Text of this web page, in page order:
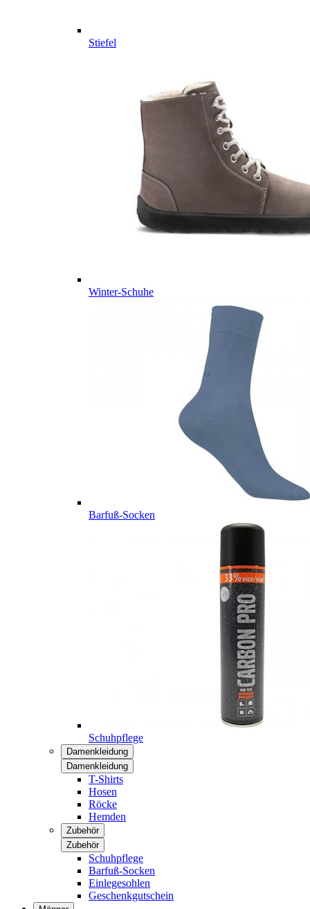
Stiefel
Winter-Schuhe
Barfuß-Socken
Schuhpflege
Damenkleidung
Damenkleidung
T-Shirts
Hosen
Röcke
Hemden
Zubehör
Zubehör
Schuhpflege
Barfuß-Socken
Einlegesohlen
Geschenkgutschein